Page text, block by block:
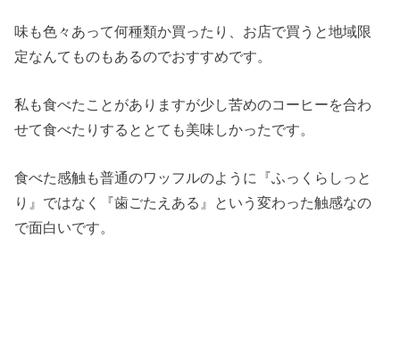
味も色々あって何種類か買ったり、お店で買うと地域限
定なんてものもあるのでおすすめです。
私も食べたことがありますが少し苦めのコーヒーを合わ
せて食べたりするととても美味しかったです。
食べた感触も普通のワッフルのように『ふっくらしっと
り』ではなく『歯ごたえある』という変わった触感なの
で面白いです。